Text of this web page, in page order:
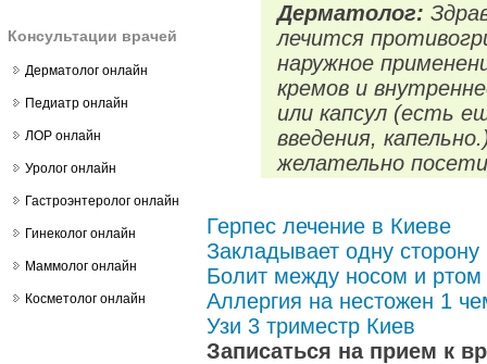
Консультации врачей
Дерматолог онлайн
Педиатр онлайн
ЛОР онлайн
Уролог онлайн
Гастроэнтеролог онлайн
Гинеколог онлайн
Маммолог онлайн
Косметолог онлайн
Дерматолог:
лечится
наружное
кремов и
или капсул (есть
введения,
желательно
Герпес лечение в Киеве
Закладывает одну сторону
Болит между носом и ртом
Аллергия на нестожен 1
Узи 3 триместр Киев
Записаться на прием к